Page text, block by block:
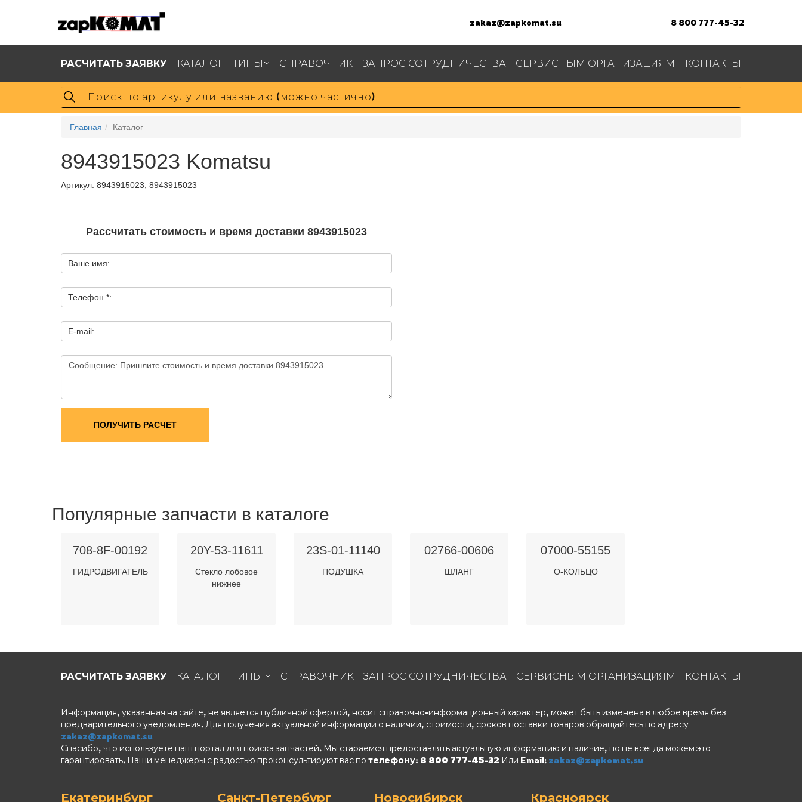
zakaz@zapkomat.su 8 800 777-45-32
РАСЧИТАТЬ ЗАЯВКУ КАТАЛОГ ТИПЫ СПРАВОЧНИК ЗАПРОС СОТРУДНИЧЕСТВА СЕРВИСНЫМ ОРГАНИЗАЦИЯМ КОНТАКТЫ
Главная Каталог
8943915023 Komatsu
Артикул: 8943915023, 8943915023
Рассчитать стоимость и время доставки 8943915023
Ваше имя:
Телефон *:
E-mail:
ПОЛУЧИТЬ РАСЧЕТ
Популярные запчасти в каталоге
708-8F-00192
ГИДРОДВИГАТЕЛЬ
20Y-53-11611
Стекло лобовое
нижнее
23S-01-11140
ПОДУШКА
02766-00606
ШЛАНГ
07000-55155
О-КОЛЬЦО
РАСЧИТАТЬ ЗАЯВКУ КАТАЛОГ ТИПЫ СПРАВОЧНИК ЗАПРОС СОТРУДНИЧЕСТВА СЕРВИСНЫМ ОРГАНИЗАЦИЯМ КОНТАКТЫ
Информация, указанная на сайте, не является публичной офертой, носит справочно-информационный характер, может быть изменена в любое время без
предварительного уведомления. Для получения актуальной информации о наличии, стоимости, сроков поставки товаров обращайтесь по адресу
zakaz@zapkomat.su
Спасибо, что используете наш портал для поиска запчастей. Мы стараемся предоставлять актуальную информацию и наличие, но не всегда можем это
гарантировать. Наши менеджеры с радостью проконсультируют вас по телефону: 8 800 777-45-32 Или Email: zakaz@zapkomat.su
Екатеринбург Санкт-Петербург Новосибирск Красноярск